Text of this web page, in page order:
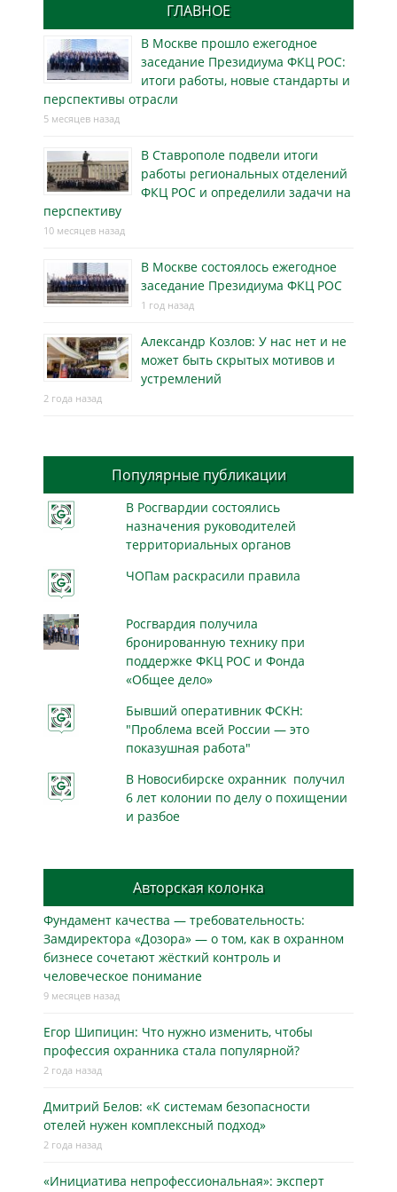
ГЛАВНОЕ
В Москве прошло ежегодное
заседание Президиума ФКЦ РОС:
итоги работы, новые стандарты и
перспективы отрасли
5 месяцев назад
В Ставрополе подвели итоги
работы региональных отделений
ФКЦ РОС и определили задачи на
перспективу
10 месяцев назад
В Москве состоялось ежегодное
заседание Президиума ФКЦ РОС
1 год назад
Александр Козлов: У нас нет и не
может быть скрытых мотивов и
устремлений
2 года назад
Популярные публикации
В Росгвардии состоялись
назначения руководителей
территориальных органов
ЧОПам раскрасили правила
Росгвардия получила
бронированную технику при
поддержке ФКЦ РОС и Фонда
«Общее дело»
Бывший оперативник ФСКН:
"Проблема всей России — это
показушная работа"
В Новосибирске охранник получил
6 лет колонии по делу о похищении
и разбое
Авторская колонка
Фундамент качества — требовательность:
Замдиректора «Дозора» — о том, как в охранном
бизнесe сочетают жёсткий контроль и
человеческое понимание
9 месяцев назад
Егор Шипицин: Что нужно изменить, чтобы
профессия охранника стала популярной?
2 года назад
Дмитрий Белов: «К системам безопасности
отелей нужен комплексный подход»
2 года назад
«Инициатива непрофессиональная»: эксперт